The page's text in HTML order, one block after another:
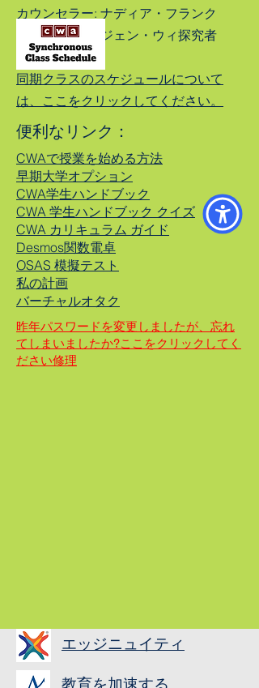
カウンセラー: ナディア・フランク
カウンセラー: ジェン・ウィ探究者
同期クラスのスケジュールについて
は、ここをクリックしてください。
便利なリンク：
CWAで授業を始める方法
早期大学オプション
CWA学生ハンドブック
CWA 学生ハンドブック クイズ
CWA カリキュラム ガイド
Desmos関数電卓
OSAS 模擬テスト
私の計画
バーチャルオタク
昨年パスワードを変更しましたが、忘れ
てしまいましたか?ここをクリックしてく
ださい修理
エッジニュイティ
教育を加速する